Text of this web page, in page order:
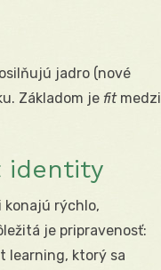
jadro (nové
Základom je fitmedzi
identity
konajú rýchlo,
je pripravenosť:
learning, ktorý sa